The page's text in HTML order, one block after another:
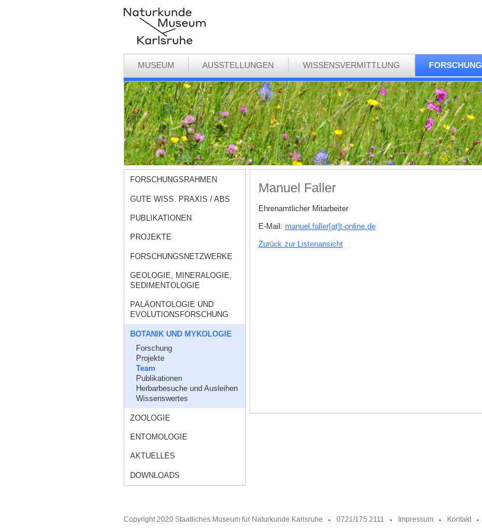
MUSEUM AUSSTELLUNGEN WISSENSVERMITTLUNG FORSCHUNG
FORSCHUNGSRAHMEN
GUTE WISS. PRAXIS / ABS
PUBLIKATIONEN
PROJEKTE
FORSCHUNGSNETZWERKE
GEOLOGIE, MINERALOGIE,
SEDIMENTOLOGIE
PALÄONTOLOGIE UND
EVOLUTIONSFORSCHUNG
BOTANIK UND MYKOLOGIE
Forschung
Projekte
Team
Publikationen
Herbarbesuche und Ausleihen
Wissenswertes
ZOOLOGIE
ENTOMOLOGIE
AKTUELLES
DOWNLOADS
Manuel Faller
Ehrenamtlicher Mitarbeiter
E-Mail: manuel.faller[at]t-online.de
Zurück zur Listenansicht
Copyright 2020 Staatliches Museum für Naturkunde Karlsruhe 0721/175 2111 Impressum Kontakt